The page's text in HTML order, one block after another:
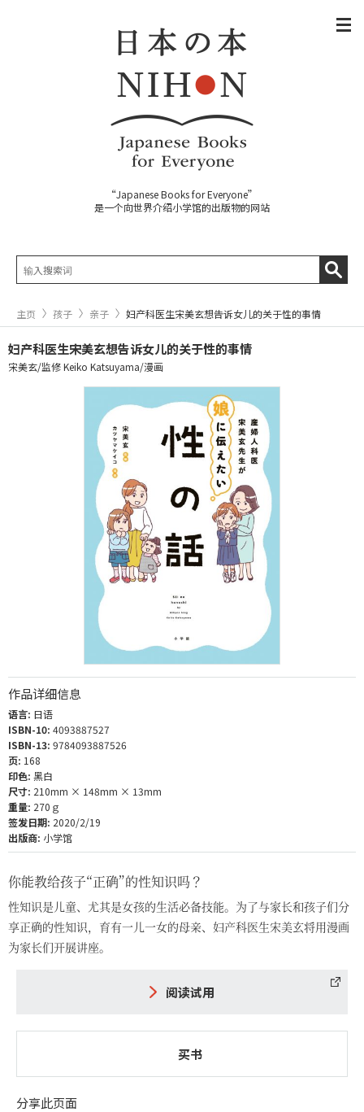
“Japanese Books for Everyone”
是一个向世界介绍小学馆的出版物的网站
主页 孩子 亲子 妇产科医生宋美玄想告诉女儿的关于性的事情
妇产科医生宋美玄想告诉女儿的关于性的事情
宋美玄/监修 Keiko Katsuyama/漫画
作品详细信息
语言: 日语
ISBN-10: 4093887527
ISBN-13: 9784093887526
页: 168
印色: 黑白
尺寸: 210mm × 148mm × 13mm
重量: 270ｇ
签发日期: 2020/2/19
出版商: 小学馆
你能教给孩子“正确”的性知识吗？
性知识是儿童、尤其是女孩的生活必备技能。为了与家长和孩子们分
享正确的性知识，育有一儿一女的母亲、妇产科医生宋美玄将用漫画
为家长们开展讲座。
阅读试用
买书
分享此页面